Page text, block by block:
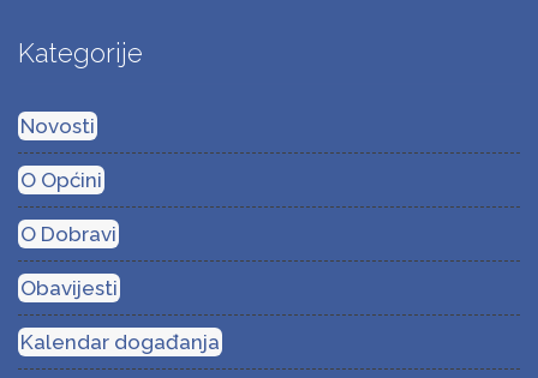
Kategorije
Novosti
O Općini
O Dobravi
Obavijesti
Kalendar događanja